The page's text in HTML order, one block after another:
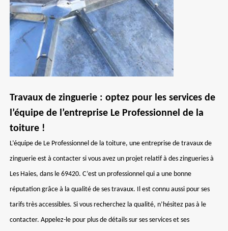
Travaux de zinguerie : optez pour les services de
l’équipe de l’entreprise Le Professionnel de la
toiture !
L’équipe de Le Professionnel de la toiture, une entreprise de travaux de
zinguerie est à contacter si vous avez un projet relatif à des zingueries à
Les Haies, dans le 69420. C’est un professionnel qui a une bonne
réputation grâce à la qualité de ses travaux. Il est connu aussi pour ses
tarifs très accessibles. Si vous recherchez la qualité, n’hésitez pas à le
contacter. Appelez-le pour plus de détails sur ses services et ses